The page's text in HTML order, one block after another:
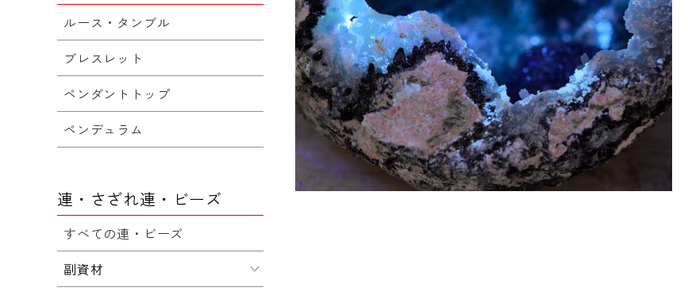
ルース・タンブル
ブレスレット
ペンダントトップ
ペンデュラム
連・さざれ連・ビーズ
すべての連・ビーズ
副資材